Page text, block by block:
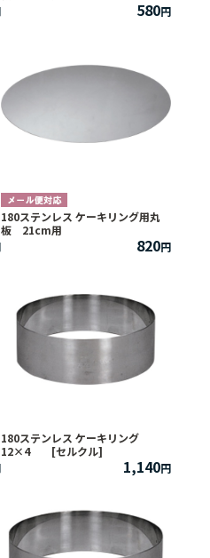
580
180ステンレス ケーキリング用丸
板 21cm用
820
180ステンレス ケーキリング
12×4 [セルクル]
1,140